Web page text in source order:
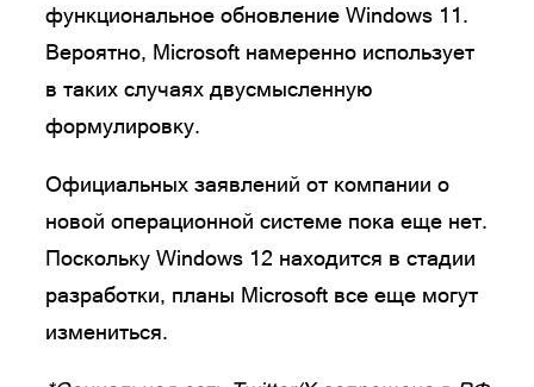
функциональное обновление Windows 11.
Вероятно, Microsoft намеренно использует
в таких случаях двусмысленную
формулировку.
Официальных заявлений от компании о
новой операционной системе пока еще нет.
Поскольку Windows 12 находится в стадии
разработки, планы Microsoft все еще могут
измениться.